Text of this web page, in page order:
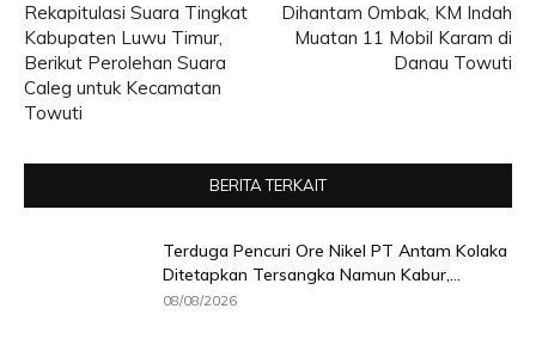
Rekapitulasi Suara Tingkat
Kabupaten Luwu Timur,
Berikut Perolehan Suara
Caleg untuk Kecamatan
Towuti
Dihantam Ombak, KM Indah
Muatan 11 Mobil Karam di
Danau Towuti
BERITA TERKAIT
Terduga Pencuri Ore Nikel PT Antam Kolaka
Ditetapkan Tersangka Namun Kabur,...
08/08/2026